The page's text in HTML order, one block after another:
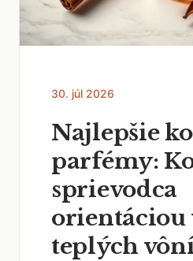
30. júl 2026
Najlepšie
parfémy:
sprievodca
orientáciou
teplých